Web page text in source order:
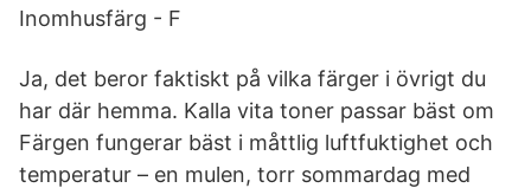
Inomhusfärg - F
Ja, det beror faktiskt på vilka färger i övrigt du
har där hemma. Kalla vita toner passar bäst om
Färgen fungerar bäst i måttlig luftfuktighet och
temperatur – en mulen, torr sommardag med